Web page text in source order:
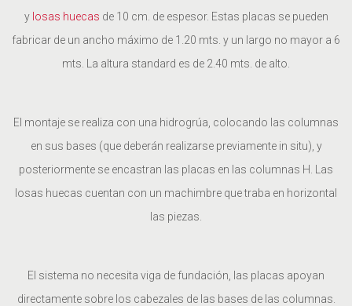
y losas huecas de 10 cm. de espesor. Estas placas se pueden
fabricar de un ancho máximo de 1.20 mts. y un largo no mayor a 6
mts. La altura standard es de 2.40 mts. de alto.
El montaje se realiza con una hidrogrúa, colocando las columnas
en sus bases (que deberán realizarse previamente in situ), y
posteriormente se encastran las placas en las columnas H. Las
losas huecas cuentan con un machimbre que traba en horizontal
las piezas.
El sistema no necesita viga de fundación, las placas apoyan
directamente sobre los cabezales de las bases de las columnas.